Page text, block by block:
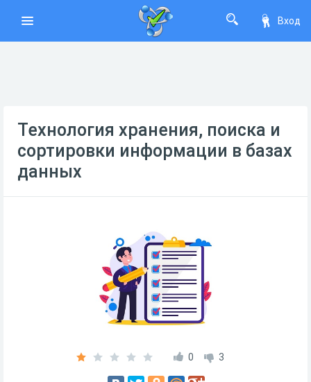
Вход
Технология хранения, поиска и
сортировки информации в базах
данных
0 3